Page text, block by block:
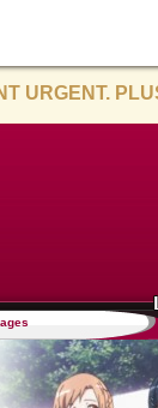
URGENT.